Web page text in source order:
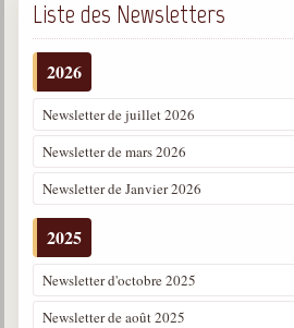
Liste des Newsletters
2026
Newsletter de juillet 2026
Newsletter de mars 2026
Newsletter de Janvier 2026
2025
Newsletter d'octobre 2025
Newsletter de août 2025